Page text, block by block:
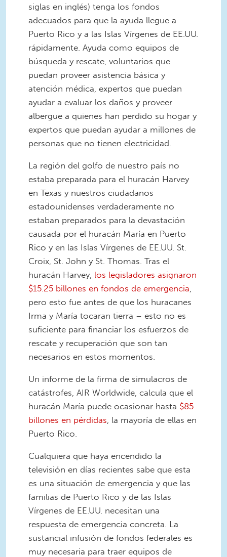
siglas en inglés) tenga los fondos
adecuados para que la ayuda llegue a
Puerto Rico y a las Islas Vírgenes de EE.UU.
rápidamente. Ayuda como equipos de
búsqueda y rescate, voluntarios que
puedan proveer asistencia básica y
atención médica, expertos que puedan
ayudar a evaluar los daños y proveer
albergue a quienes han perdido su hogar y
expertos que puedan ayudar a millones de
personas que no tienen electricidad.
La región del golfo de nuestro país no
estaba preparada para el huracán Harvey
en Texas y nuestros ciudadanos
estadounidenses verdaderamente no
estaban preparados para la devastación
causada por el huracán María en Puerto
Rico y en las Islas Vírgenes de EE.UU. St.
Croix, St. John y St. Thomas. Tras el
huracán Harvey, los legisladores asignaron
$15.25 billones en fondos de emergencia,
pero esto fue antes de que los huracanes
Irma y María tocaran tierra – esto no es
suficiente para financiar los esfuerzos de
rescate y recuperación que son tan
necesarios en estos momentos.
Un informe de la firma de simulacros de
catástrofes, AIR Worldwide, calcula que el
huracán María puede ocasionar hasta $85
billones en pérdidas, la mayoría de ellas en
Puerto Rico.
Cualquiera que haya encendido la
televisión en días recientes sabe que esta
es una situación de emergencia y que las
familias de Puerto Rico y de las Islas
Vírgenes de EE.UU. necesitan una
respuesta de emergencia concreta. La
sustancial infusión de fondos federales es
muy necesaria para traer equipos de